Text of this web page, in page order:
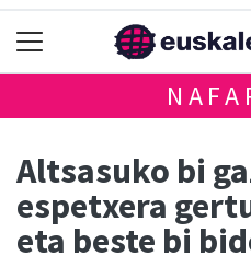
Altsasuko bi
espetxera
eta beste bi